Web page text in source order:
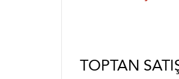
TOPTAN